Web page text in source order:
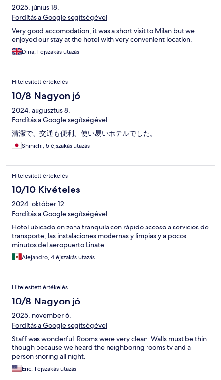
2025. június 18.
Fordítás a Google segítségével
Very good accomodation, it was a short visit to Milan but we
enjoyed our stay at the hotel with very convenient location.
Dina, 1 éjszakás utazás
Hitelesített értékelés
10/8 Nagyon jó
2024. augusztus 8.
Fordítás a Google segítségével
清潔で、交通も便利、使い易いホテルでした。
Shinichi, 5 éjszakás utazás
Hitelesített értékelés
10/10 Kivételes
2024. október 12.
Fordítás a Google segítségével
Hotel ubicado en zona tranquila con rápido acceso a servicios de
transporte, las instalaciones modernas y limpias y a pocos
minutos del aeropuerto Linate.
Alejandro, 4 éjszakás utazás
Hitelesített értékelés
10/8 Nagyon jó
2025. november 6.
Fordítás a Google segítségével
Staff was wonderful. Rooms were very clean. Walls must be thin
though because we heard the neighboring rooms tv and a
person snoring all night.
Eric, 1 éjszakás utazás